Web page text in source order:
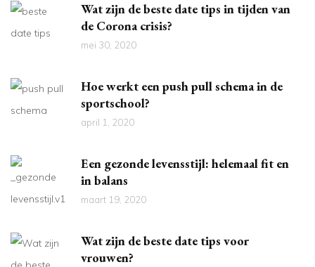
Wat zijn de beste date tips in tijden van
de Corona crisis?
mei 30, 2020
Hoe werkt een push pull schema in de
sportschool?
april 1, 2020
Een gezonde levensstijl: helemaal fit en
in balans
maart 19, 2020
Wat zijn de beste date tips voor
vrouwen?